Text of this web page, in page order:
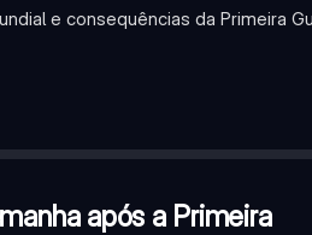
e consequências da Primeira
após a Primeira
do Arquiduque Francisco